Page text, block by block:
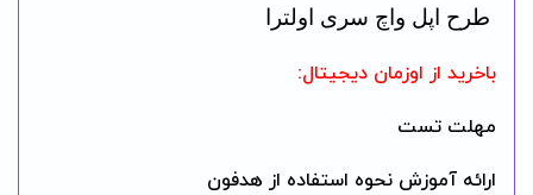
طرح اپل واچ سری اولترا
باخرید از اوزمان دیجیتال:
مهلت تست
ارائه آموزش نحوه استفاده از هدفون